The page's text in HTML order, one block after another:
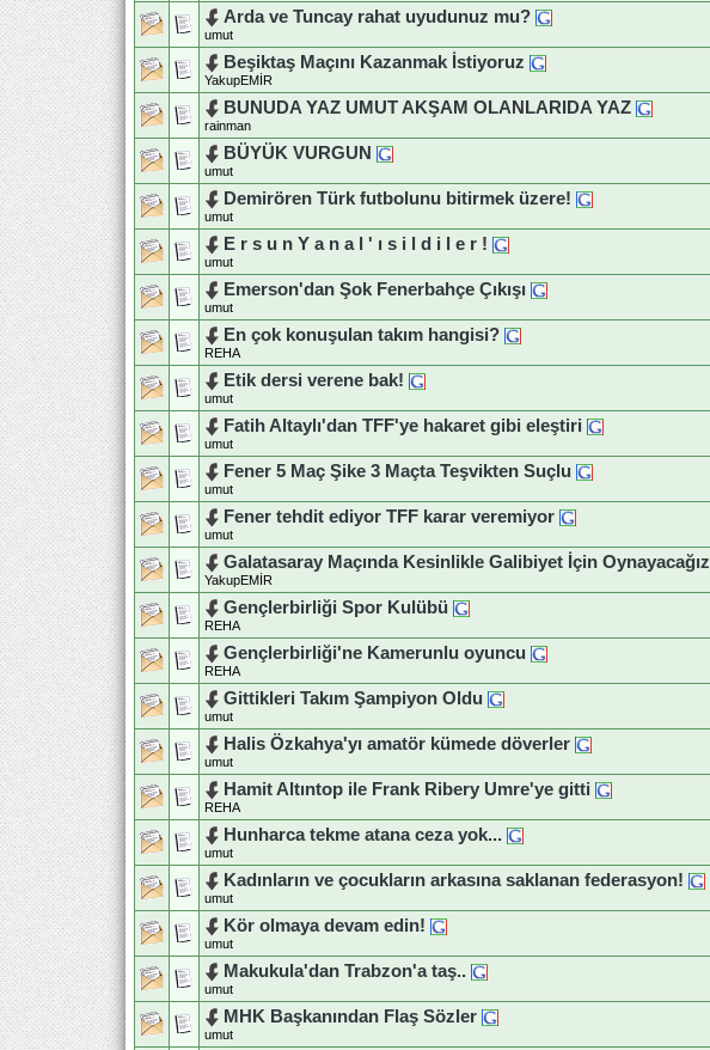
Arda ve Tuncay rahat uyudunuz mu?
umut
Beşiktaş Maçını Kazanmak İstiyoruz
YakupEMİR
BUNUDA YAZ UMUT AKŞAM OLANLARIDA YAZ
rainman
BÜYÜK VURGUN
umut
Demirören Türk futbolunu bitirmek üzere!
umut
E r s u n Y a n a l ' ı s i l d i l e r !
umut
Emerson'dan Şok Fenerbahçe Çıkışı
umut
En çok konuşulan takım hangisi?
REHA
Etik dersi verene bak!
umut
Fatih Altaylı'dan TFF'ye hakaret gibi eleştiri
umut
Fener 5 Maç Şike 3 Maçta Teşvikten Suçlu
umut
Fener tehdit ediyor TFF karar veremiyor
umut
Galatasaray Maçında Kesinlikle Galibiyet İçin Oynayacağız
YakupEMİR
Gençlerbirliği Spor Kulübü
REHA
Gençlerbirliği'ne Kamerunlu oyuncu
REHA
Gittikleri Takım Şampiyon Oldu
umut
Halis Özkahya'yı amatör kümede döverler
umut
Hamit Altıntop ile Frank Ribery Umre'ye gitti
REHA
Hunharca tekme atana ceza yok...
umut
Kadınların ve çocukların arkasına saklanan federasyon!
umut
Kör olmaya devam edin!
umut
Makukula'dan Trabzon'a taş..
umut
MHK Başkanından Flaş Sözler
umut